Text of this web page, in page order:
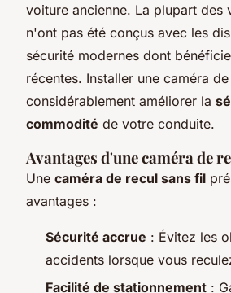
voiture ancienne. La plupart des
n'ont pas été conçus avec les
sécurité modernes dont
récentes. Installer une caméra
considérablement améliorer la
commodité de votre conduite.
Avantages d'une caméra de
Une caméra de recul sans fil
avantages :
Sécurité accrue : Évitez les
accidents lorsque vous
Facilité de stationnement :